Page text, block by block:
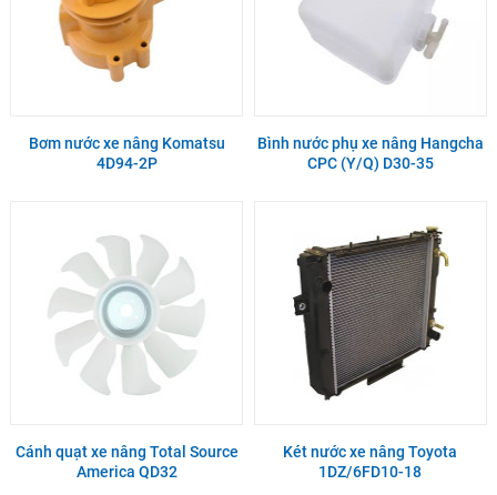
Bơm nước xe nâng Komatsu
4D94-2P
Bình nước phụ xe nâng Hangcha
CPC (Y/Q) D30-35
Cánh quạt xe nâng Total Source
America QD32
Két nước xe nâng Toyota
1DZ/6FD10-18